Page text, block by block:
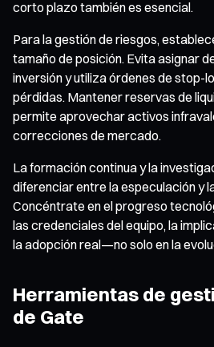
corto plazo también es esencial.
Para la gestión de riesgos,
tamaño de posición. Evita asignar
inversión y utiliza órdenes de stop-
pérdidas. Mantener reservas de
permite aprovechar activos
correcciones de mercado.
La formación continua y la
diferenciar entre la especulación y
Concéntrate en el progreso
las credenciales del equipo, la
la adopción real—no solo en la
Herramientas de
de Gate